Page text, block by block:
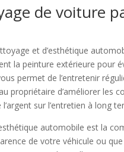
de voiture
et d’esthétique
la peinture extérieure pour
permet de l’entretenir
propriétaire d’améliorer les
l’argent sur l’entretien à long
automobile est la
de votre véhicule ou